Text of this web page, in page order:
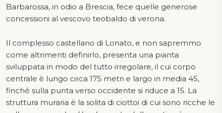
Barbarossa, in odio a Brescia, fece quelle generose
concessioni al vescovo teobaldo di verona.
Il complesso castellano di Lonato, e non sapremmo
come altrimenti definirlo, presenta una pianta
sviluppata in modo del tutto irregolare, il cui corpo
centrale è lungo circa 175 metri e largo in media 45,
finché sulla punta verso occidente si riduce a 15. La
struttura muraria è la solita di ciottoi di cui sono ricche le